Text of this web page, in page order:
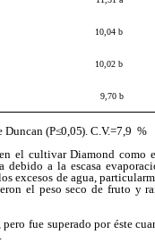
10,04 b
10,02 b
9,70 b
Duncan (P≤0,05) . C.V.=7,9 %
el cultivar Diamond como
a la escasa
de agua,
el peso seco de fruto y
fue superado por éste